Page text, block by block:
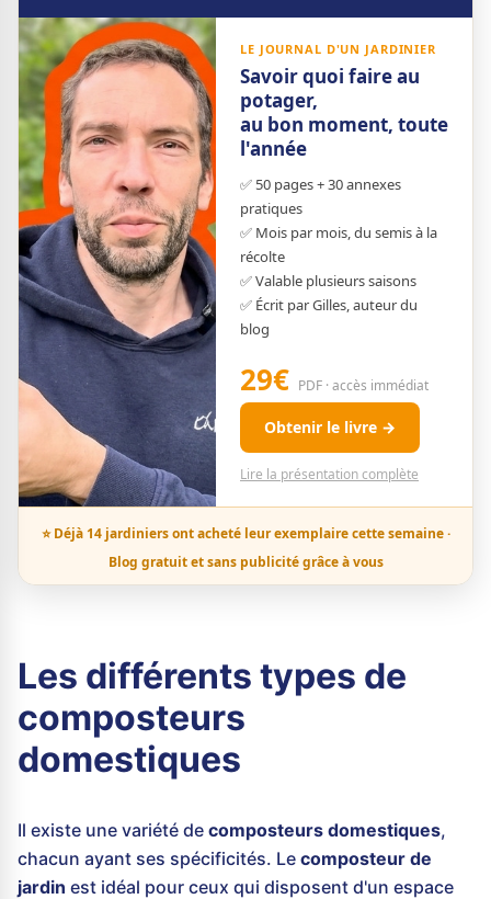
LE JOURNAL D'UN JARDINIER
Savoir quoi faire au
potager,
au bon moment, toute
l'année
✅ 50 pages + 30 annexes
pratiques
✅ Mois par mois, du semis à la
récolte
✅ Valable plusieurs saisons
✅ Écrit par Gilles, auteur du
blog
29€ PDF · accès immédiat
Obtenir le livre →
Lire la présentation complète
⭐ Déjà 14 jardiniers ont acheté leur exemplaire cette semaine ·
Blog gratuit et sans publicité grâce à vous
Les différents types de
composteurs
domestiques
Il existe une variété de composteurs domestiques,
chacun ayant ses spécificités. Le composteur de
jardin est idéal pour ceux qui disposent d'un espace